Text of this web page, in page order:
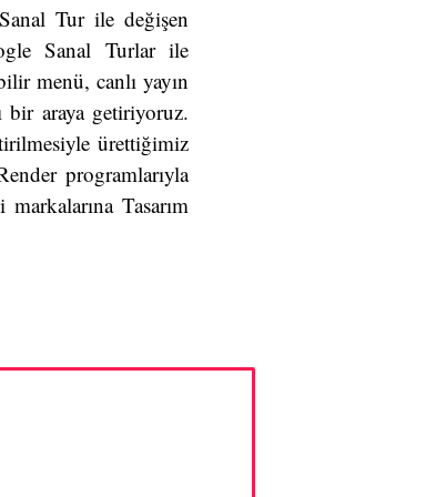
Tur ile değişen
Sanal Turlar ile
menü, canlı yayın
bir araya getiriyoruz.
ürettiğimiz
programlarıyla
Tasarım